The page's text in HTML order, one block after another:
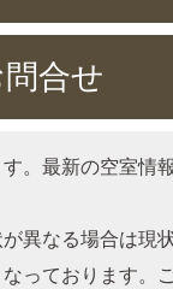
合せ
。最新の空室情
異なる場合は現
っております。